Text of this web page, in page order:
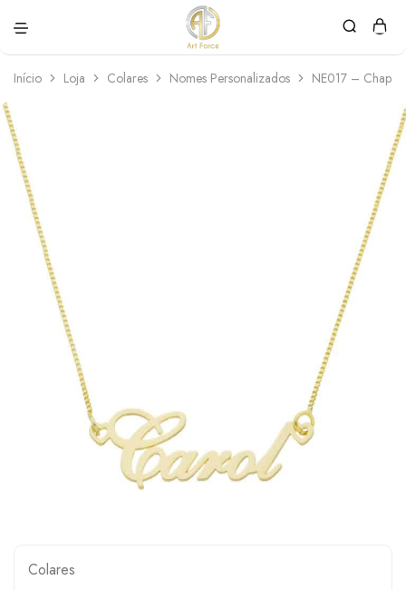
Force
personalizadas
Início Loja Colares Nomes Personalizados NE017 – Chapa
Colares